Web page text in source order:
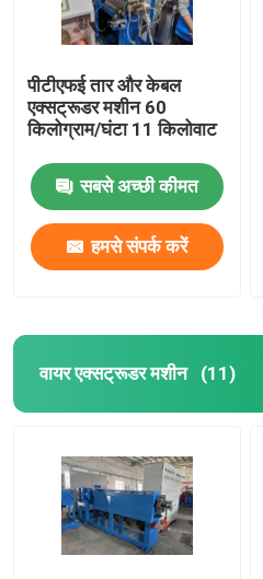
केबल क्रॉस हेड
तांबे के तार की ड्राइंग मर जाती है
पीटीएफई तार और केबल
एक्सट्रूडर मशीन 60
किलोग्राम/घंटा 11 किलोवाट
सबसे अच्छी कीमत
हमसे संपर्क करें
वायर एक्सट्रूडर मशीन (11)